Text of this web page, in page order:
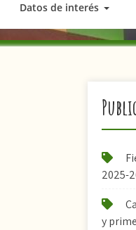
Datos de interés
2025-
y